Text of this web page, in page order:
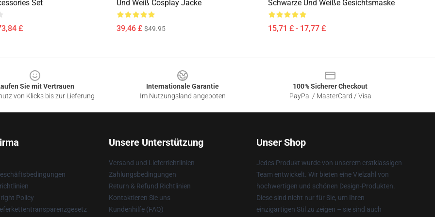
Set
£
Und Weiß Cosplay Jacke
39,46 £ $49.95
Schwarze Und Weiße Gesichtsmaske
15,71 £ - 17,77 £
Sie mit Vertrauen
von Klicks bis zur Lieferung
Internationale Garantie
Im Nutzungsland angeboten
100% Sicherer Checkout
PayPal / MasterCard / Visa
Policy
Unsere Unterstützung
Versand und Lieferrichtlinien
Zahlungsbedingungen
Return & Refund Richtlinien
Kontaktieren Sie uns
Kundenhilfe (FAQ)
Unser Shop
Jedes Produkt wurde von unserem erstklassigen
Team entwickelt. Wir bieten eine Vielzahl von
hochwertigen und schönen Design-Produkten.
Diese sind nicht nur für Sie, um Ihren
einzigartigen Stil zu zeigen – sie sind auch